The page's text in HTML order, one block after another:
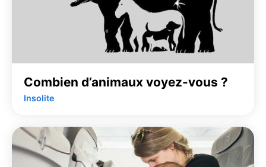
Combien d’animaux voyez-vous ?
Insolite